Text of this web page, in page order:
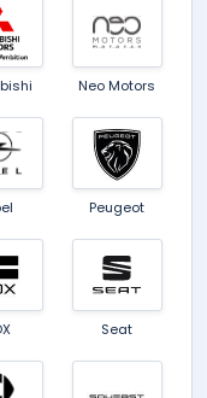
Neo Motors
Peugeot
Seat